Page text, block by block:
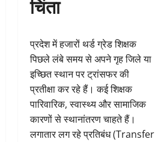
चिंता
प्रदेश में हजारों थर्ड ग्रेड शिक्षक
पिछले लंबे समय से अपने गृह जिले या
इच्छित स्थान पर ट्रांसफर की
प्रतीक्षा कर रहे हैं। कई शिक्षक
पारिवारिक, स्वास्थ्य और सामाजिक
कारणों से स्थानांतरण चाहते हैं।
लगातार लग रहे प्रतिबंध (Transfer